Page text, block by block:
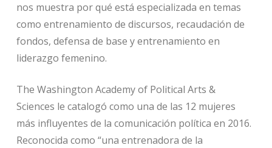
nos muestra por qué está especializada en temas
como entrenamiento de discursos, recaudación de
fondos, defensa de base y entrenamiento en
liderazgo femenino.
The Washington Academy of Political Arts &
Sciences le catalogó como una de las 12 mujeres
más influyentes de la comunicación política en 2016.
Reconocida como “una entrenadora de la